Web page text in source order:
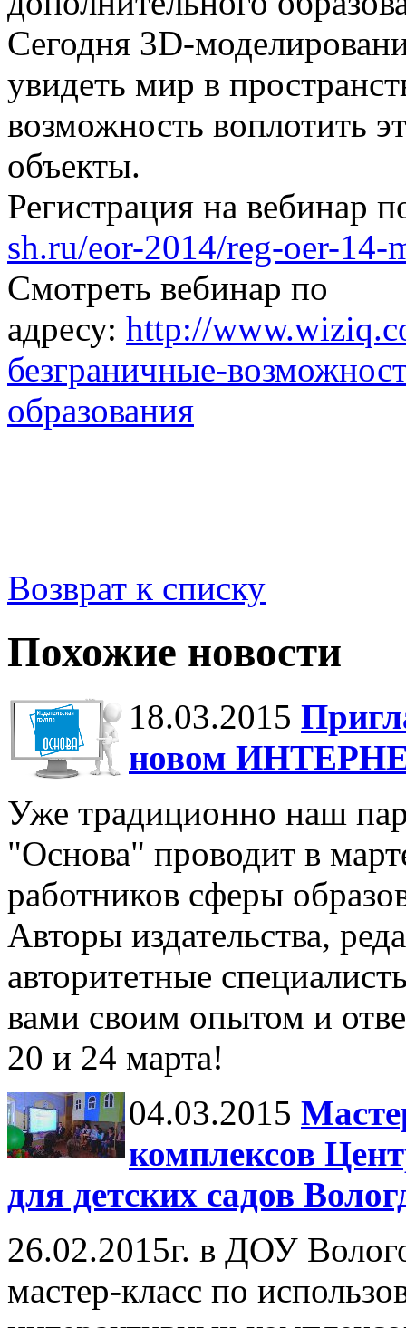
Сегодня 3D-
увидеть мир в
возможность воплотить
объекты.
Регистрация на вебинар
sh.ru/eor-2014/reg-oer-14-
Смотреть вебинар по
адресу: http://
безграничные-
образования
Возврат к списку
Похожие новости
18.03.2015
новом
Уже традиционно наш
"Основа" проводит в
работников сферы
Авторы издательства,
авторитетные
вами своим опытом и
20 и 24 марта!
04.03.2015
комплексов
для детских садов
26.02.2015г. в ДОУ
мастер-класс по